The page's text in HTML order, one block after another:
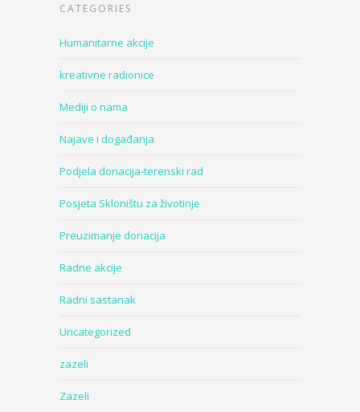
CATEGORIES
Humanitarne akcije
kreativne radionice
Mediji o nama
Najave i događanja
Podjela donacija-terenski rad
Posjeta Skloništu za životinje
Preuzimanje donacija
Radne akcije
Radni sastanak
Uncategorized
zazeli
Zazeli